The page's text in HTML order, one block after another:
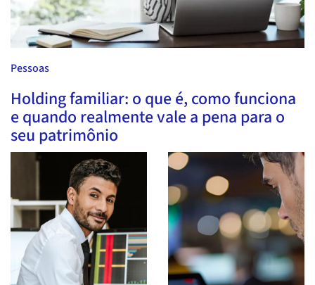
Pessoas
Holding familiar: o que é, como funciona
e quando realmente vale a pena para o
seu patrimônio